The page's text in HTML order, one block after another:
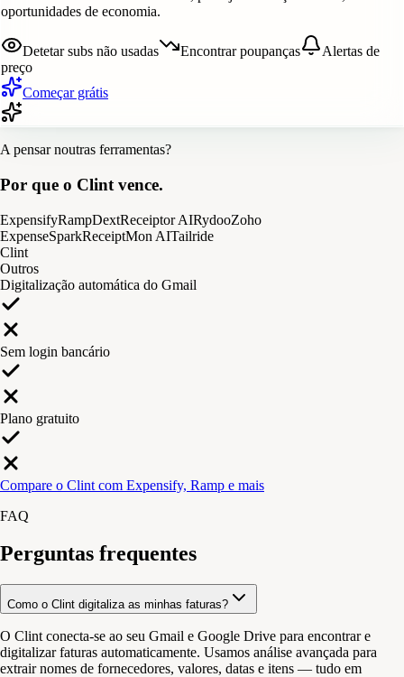
oportunidades de economia.
Detetar subs não usadas Encontrar poupanças
Alertas de
preço
Começar grátis
A pensar noutras ferramentas?
Por que o Clint vence.
ExpensifyRampDextReceiptor AIRydooZoho
ExpenseSparkReceiptMon AITailride
Clint
Outros
Digitalização automática do Gmail
Sem login bancário
Plano gratuito
Compare o Clint com Expensify, Ramp e mais
FAQ
Perguntas frequentes
Como o Clint digitaliza as minhas faturas?
O Clint conecta-se ao seu Gmail e Google Drive para encontrar e
digitalizar faturas automaticamente. Usamos análise avançada para
extrair nomes de fornecedores, valores, datas e itens — tudo em